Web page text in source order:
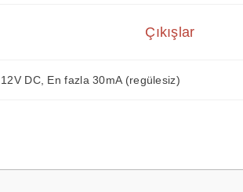
Çıkışlar
12V DC, En fazla 30mA (regülesiz)